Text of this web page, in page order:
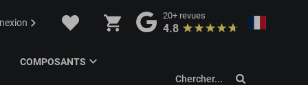
20+revues
4.8
COMPOSANTS
Chercher...